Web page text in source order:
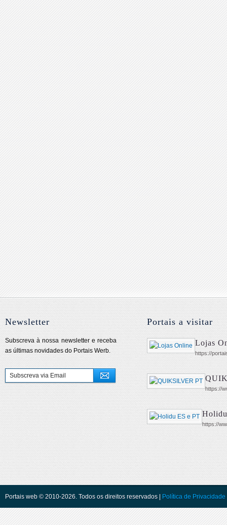
Newsletter
Subscreva à nossa newsletter e receba
as últimas novidades do Portais Werb.
Portais a visitar
Lojas
https://
https://
https://
Portais web © 2010-2026. Todos os direitos reservados | Política de Privacidade